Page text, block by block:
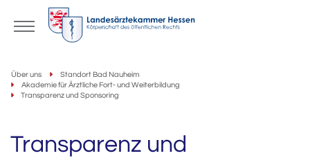
Über uns
Standort Bad Nauheim
Akademie für Ärztliche Fort- und Weiterbildung
Transparenz und Sponsoring
Transparenz und